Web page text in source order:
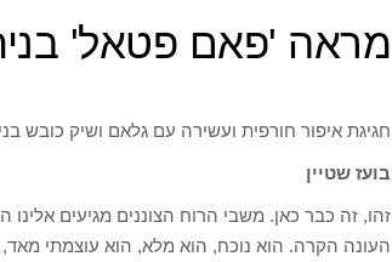
מראה 'פאם פטאל'
חגיגת איפור חורפית ועשירה עם גלאם ושיק כובש
בועז שטיין
זהו, זה כבר כאן. משבי הרוח הצוננים מגיעים
העונה הקרה. הוא נוכח, הוא מלא, הוא עוצמתי מאד,